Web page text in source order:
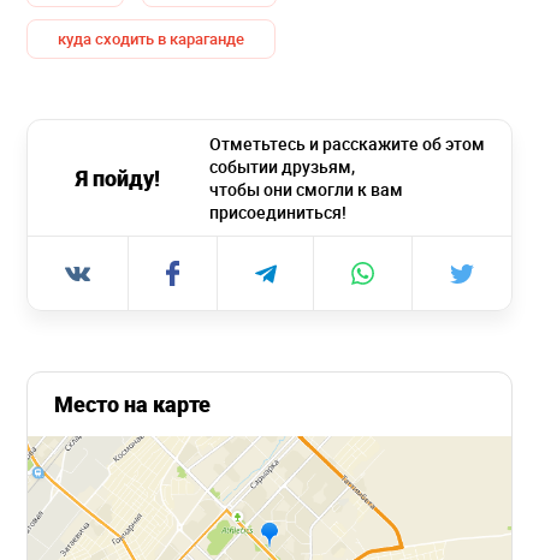
куда сходить в караганде
Я пойду!
Отметьтесь и расскажите об этом
событии друзьям,
чтобы они смогли к вам
присоединиться!
Место на карте